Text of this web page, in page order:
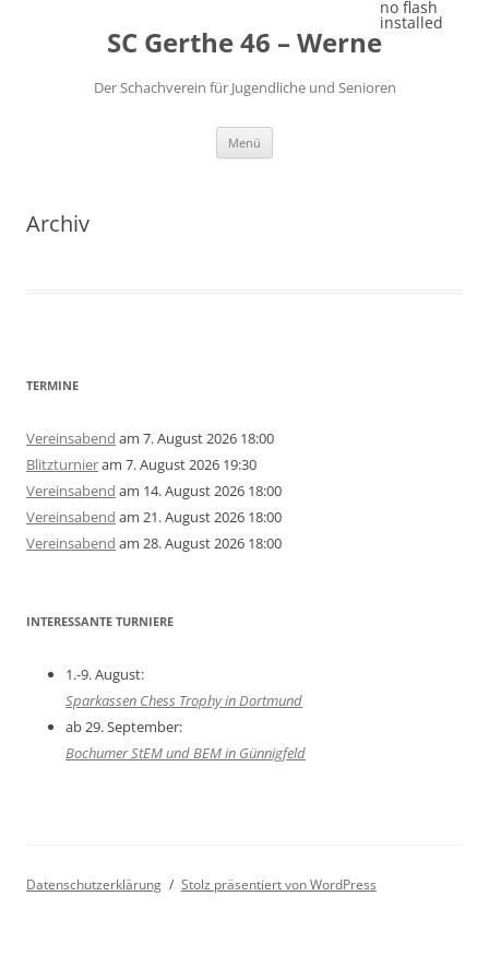
SC Gerthe 46 – Werne
Der Schachverein für Jugendliche und Senioren
Menü
Archiv
TERMINE
Vereinsabend am 7. August 2026 18:00
Blitzturnieram 7. August 2026 19:30
Vereinsabend am 14. August 2026 18:00
Vereinsabend am 21. August 2026 18:00
Vereinsabend am 28. August 2026 18:00
INTERESSANTE TURNIERE
1.-9. August:
Sparkassen Chess Trophy in Dortmund
ab 29. September:
Bochumer StEM und BEM in Günnigfeld
Datenschutzerklärung Stolz präsentiert von WordPress
no flash
installed